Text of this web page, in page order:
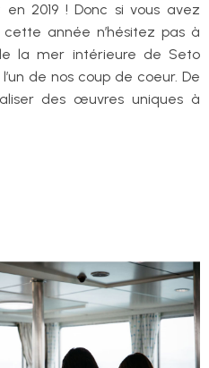
2019 ! Donc si vous avez
année n’hésitez pas à
la mer intérieure de Seto
l’un de nos coup de coeur. De
des œuvres uniques à